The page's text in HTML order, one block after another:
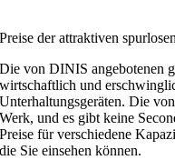
Preise der attraktiven
Die von DINIS angebotenen
wirtschaftlich und
Unterhaltungsgeräten. Die
Werk, und es gibt keine
Preise für verschiedene
die Sie einsehen können.